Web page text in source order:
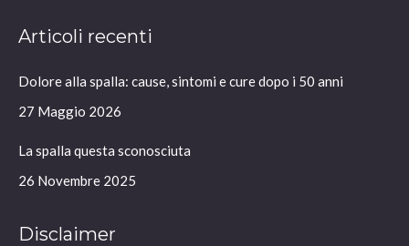
opens
new
window
opens
new
window
opens
new
window
opens
new
window
Articoli recenti
Dolore alla spalla: cause, sintomi e cure dopo i 50 anni
27 Maggio 2026
La spalla questa sconosciuta
26 Novembre 2025
Disclaimer